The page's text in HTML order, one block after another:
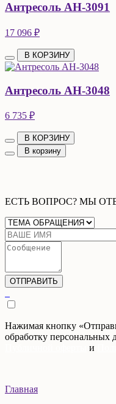
Антресоль АН-3091
17 096 ₽
В КОРЗИНУ
Антресоль АН-3048
6 735 ₽
В КОРЗИНУ
В корзину
ЕСТЬ ВОПРОС? МЫ
Нажимая кнопку
обработку персональных
и
Главная